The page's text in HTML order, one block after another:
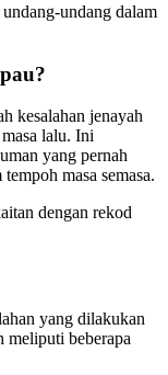
undang dalam
kesalahan jenayah
lalu. Ini
yang pernah
masa semasa.
dengan rekod
yang dilakukan
meliputi beberapa